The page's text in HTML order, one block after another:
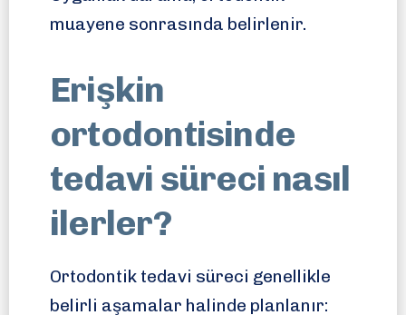
muayene sonrasında belirlenir.
Erişkin
ortodontisinde
tedavi süreci nasıl
ilerler?
Ortodontik tedavi süreci genellikle
belirli aşamalar halinde planlanır: